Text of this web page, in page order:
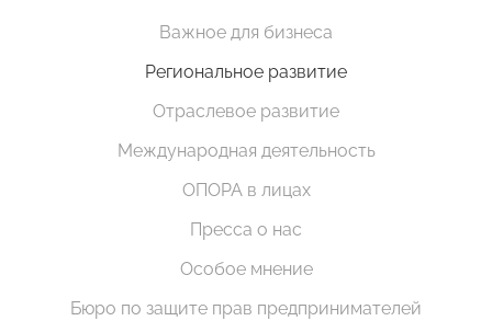
Важное для бизнеса
Региональное развитие
Отраслевое развитие
Международная деятельность
ОПОРА в лицах
Пресса о нас
Особое мнение
Бюро по защите прав предпринимателей